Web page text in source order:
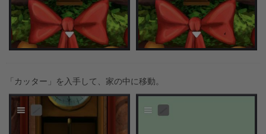
「カッター」を入手して、家の中に移動。